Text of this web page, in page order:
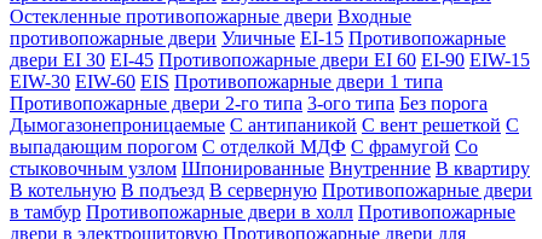
Остекленные противопожарные двери Входные
противопожарные двери Уличные EI-15 Противопожарные
двери EI 30 EI-45 Противопожарные двери EI 60 EI-90 EIW-15
EIW-30 EIW-60 EIS Противопожарные двери 1 типа
Противопожарные двери 2-го типа 3-ого типа Без порога
Дымогазонепроницаемые С антипаникой С вент решеткой С
выпадающим порогом С отделкой МДФ С фрамугой Со
стыковочным узлом Шпонированные Внутренние В квартиру
В котельную В подъезд В серверную Противопожарные двери
в тамбур Противопожарные двери в холл Противопожарные
двери в электрощитовую Противопожарные двери для